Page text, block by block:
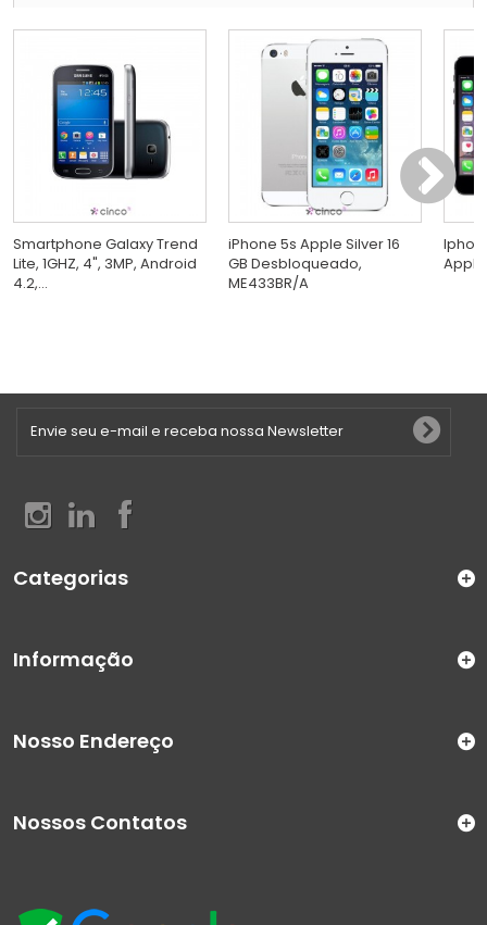
Smartphone Galaxy Trend
Lite, 1GHZ, 4", 3MP, Android
4.2,...
iPhone 5s Apple Silver 16
GB Desbloqueado,
ME433BR/A
Apple
Categorias
Informação
Nosso Endereço
Nossos Contatos